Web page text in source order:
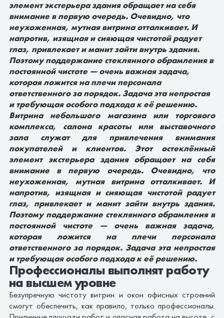
элемент экстерьера здания обращает на себя
внимание в первую очередь. Очевидно, что
неухоженная, мутная витрина отталкивает. И
напротив, изящная и сияющая чистотой радует
глаз, привлекает и манит зайти внутрь здания.
Поэтому поддержание стеклянного обрамления в
постоянной чистоте — очень важная задача,
которая ложится на плечи персонала
ответственного за порядок. Задача эта непростая
и требующая особого подхода к её решению.
Витрина небольшого магазина или торгового
комплекса, салона красоты или выставочного
зала служат для привлечения внимания
покупателей и клиентов. Этот остеклённый
элемент экстерьера здания обращает на себя
внимание в первую очередь. Очевидно, что
неухоженная, мутная витрина отталкивает. И
напротив, изящная и сияющая чистотой радует
глаз, привлекает и манит зайти внутрь здания.
Поэтому поддержание стеклянного обрамления в
постоянной чистоте — очень важная задача,
которая ложится на плечи персонала
ответственного за порядок. Задача эта непростая
и требующая особого подхода к её решению.
Профессионалы выполнят работу
на высшем уровне
Безупречнуючистоту витрин и окон офисных строений
смогут обеспечить, как правило, только профессионалы.